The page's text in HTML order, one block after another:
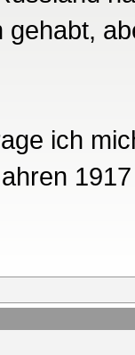
gehabt,
ich